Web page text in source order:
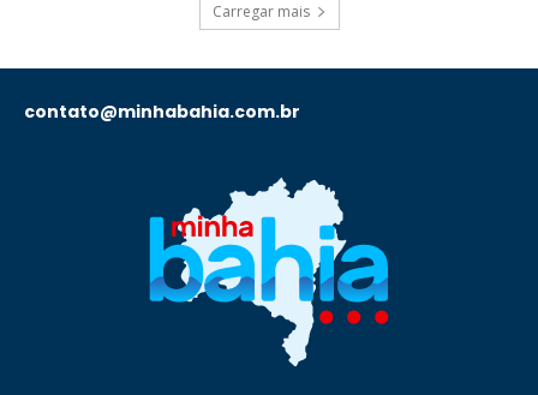
Carregar mais
contato@minhabahia.com.br